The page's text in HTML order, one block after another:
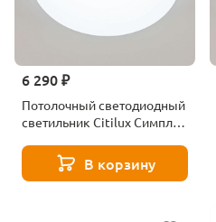
6 290 ₽
Потолочный светодиодный
светильник Citilux Симпла
В корзину